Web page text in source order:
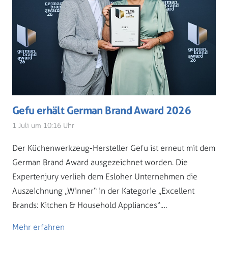
Gefu erhält German Brand Award 2026
1 Juli um 10:16 Uhr
Der Küchenwerkzeug-Hersteller Gefu ist erneut mit dem
German Brand Award ausgezeichnet worden. Die
Expertenjury verlieh dem Esloher Unternehmen die
Auszeichnung „Winner“ in der Kategorie „Excellent
Brands: Kitchen & Household Appliances“.…
Mehr erfahren